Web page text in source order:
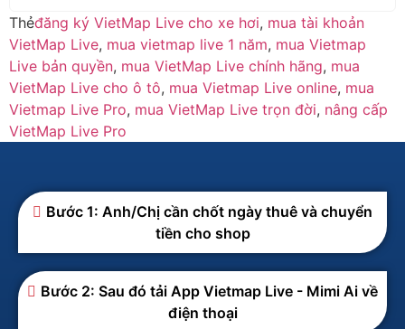
Thẻđăng ký VietMap Live cho xe hơi, mua tài khoản
VietMap Live, mua vietmap live 1 năm, mua Vietmap
Live bản quyền, mua VietMap Live chính hãng, mua
VietMap Live cho ô tô, mua Vietmap Live online, mua
Vietmap Live Pro, mua VietMap Live trọn đời, nâng cấp
VietMap Live Pro
Bước 1: Anh/Chị cần chốt ngày thuê và chuyển
tiền cho shop
Bước 2: Sau đó tải App Vietmap Live - Mimi Ai về
điện thoại